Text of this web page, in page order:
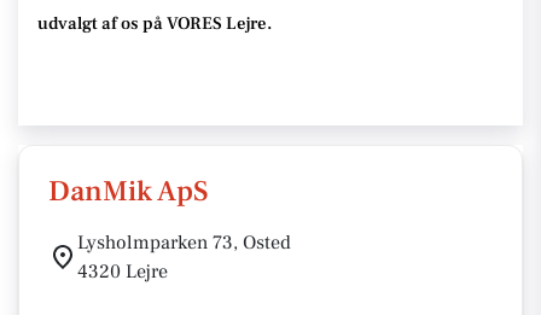
udvalgt af os på VORES Lejre.
DanMik ApS
Lysholmparken 73, Osted
4320 Lejre